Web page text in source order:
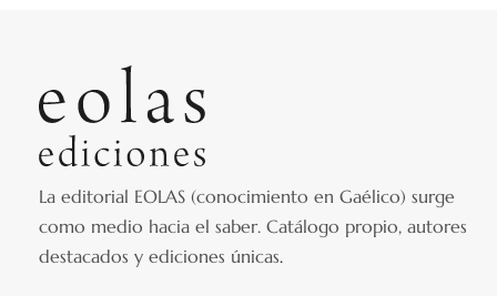
La editorial EOLAS (conocimiento en Gaélico) surge
como medio hacia el saber.Catálogo propio, autores
destacados y ediciones únicas.